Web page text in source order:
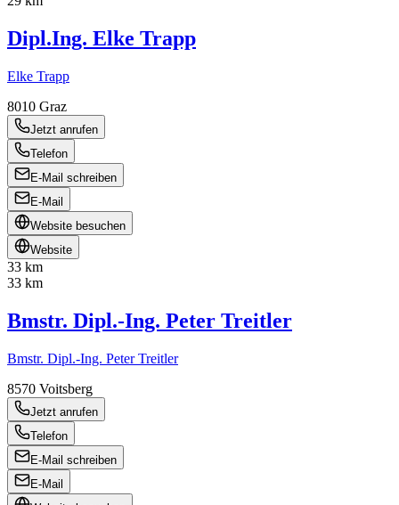
Dipl.Ing. Elke Trapp
Elke Trapp
8010 Graz
Jetzt anrufen
Telefon
E-Mail schreiben
E-Mail
Website besuchen
Website
33 km
33 km
Bmstr. Dipl.-Ing. Peter Treitler
Bmstr. Dipl.-Ing. Peter Treitler
8570 Voitsberg
Jetzt anrufen
Telefon
E-Mail schreiben
E-Mail